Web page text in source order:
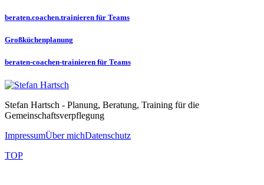
beraten.coachen.trainieren für Teams
Großküchenplanung
beraten-coachen-trainieren für Teams
Stefan Hartsch - Planung, Beratung, Training für die
Gemeinschaftsverpflegung
ImpressumÜber michDatenschutz
TOP